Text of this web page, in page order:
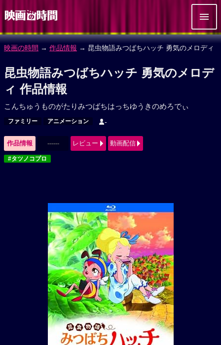
映画の時間 → 作品情報 → 昆虫物語みつばちハッチ 勇気のメロディ
昆虫物語みつばちハッチ 勇気のメロデ
ィ 作品情報
こんちゅうものがたりみつばちはっちゆうきのめろでぃ
ファミリー アニメーション -
作品情報 ------ レビュー 動画配信
#タツノコプロ